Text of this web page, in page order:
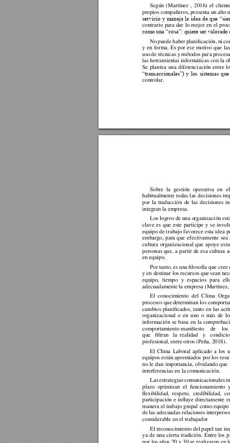
Según (Martínez , 2016) el
propios compañeros, presenta un alto
servicio y maneja la idea de que
contrario para dar lo mejor en el
como una “cosa”: quiere ser
No puede haber planificación, ni
y en forma. Es por ese motivo que
uso de técnicas y métodos para
las herramientas informáticas con la
Se plantea una diferenciación entre
“transaccionales”) y los sistemas
controlar.
Sobre la gestión operativa en
habitualmente todas las decisiones
por la traducción de las decisiones
integran la empresa.
Los logros de una organización
clave es que este participe y se
equipo de trabajo favorece esta idea
embargo, para que efectivamente sea
cultura organizacional que apoye
personas que, a partir de esa cultura
en equipo.
Por tanto, es una filosofía que cree
y en destinar los recursos que sean
equipo, tiempo y espacios para
adecuadamente la empresa
El conocimiento del Clima
procesos que determinan los comport
cambios planificados, tanto en las
organizacional o en uno o más de
información se basa en la comp
comportamiento manifiesto
de
que
filtran la realidad y condi
profesional, entre otros (Peña, 2018).
El Clima Laboral aplicado a los
equipos están apremiados por los
no le dan importancia, olvidando que
interferencias en la comunicación.
Las estrategias comunicacionales
plazo optimizan el funcionamiento
flexibilidad,
respeto, credibilidad,
participación e influye directamente
manera el trabajo grupal como
de las adecuadas relaciones
considerable en el trabajador
El reconocimiento del papel tan
ya de una cierta tradición. Entre los